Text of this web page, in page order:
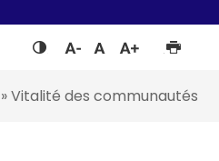
»Vitalité des communautés